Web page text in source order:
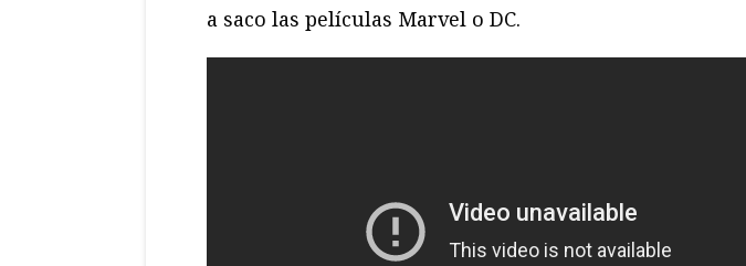
a saco las películas Marvel o DC.